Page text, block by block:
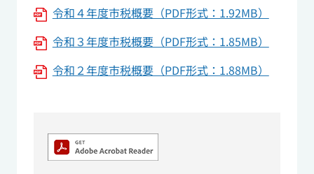
令和４年度市税概要（PDF形式：1.92MB）
令和３年度市税概要（PDF形式：1.85MB）
令和２年度市税概要（PDF形式：1.88MB）